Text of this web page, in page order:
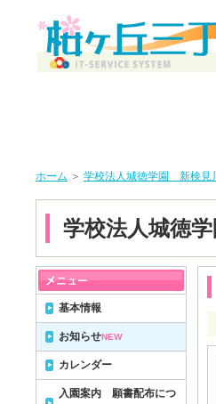
ホーム ＞ 学校法人城徳学園 新検見
学校法人城徳
基本情報
お知らせNEW
カレンダー
入園案内 願書配布につ